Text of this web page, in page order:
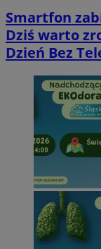
Smartfon
Dziś warto
Dzień Bez